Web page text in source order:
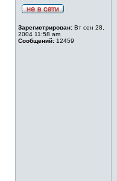
Зарегистрирован: Вт сен 28,
2004 11:58 am
Сообщений: 12459